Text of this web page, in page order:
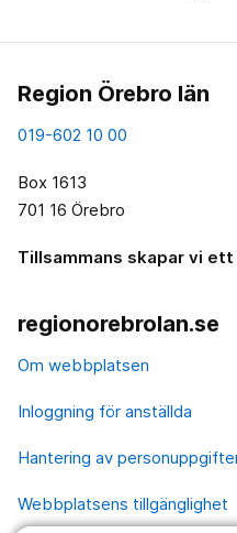
Region Örebro län
019-602 10 00
Box 1613
701 16 Örebro
Tillsammans skapar vi
regionorebrolan.se
Om webbplatsen
Inloggning för anställda
Hantering av
Webbplatsens tillgänglighet